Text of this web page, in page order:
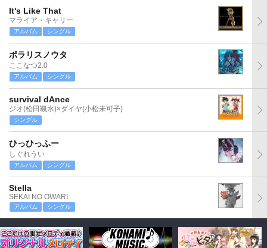
It's Like That
マライア・キャリー
アルバム シングル
ポラリスノウタ
ここなつ2.0
アルバム シングル
survival dAnce
ジオ(松田颯水)×ダイヤ(小松未可子)
シングル
ひっひっふー
しぐれうい
アルバム シングル
Stella
SEKAI NO OWARI
アルバム シングル